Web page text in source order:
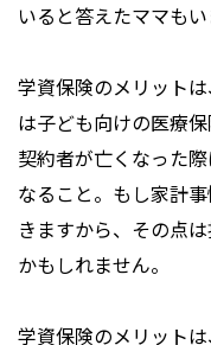
いると答えたママもい
学資保険のメリット
は子ども向けの医療
契約者が亡くなった
なること。もし家計
きますから、その点
かもしれません。
学資保険のメリット